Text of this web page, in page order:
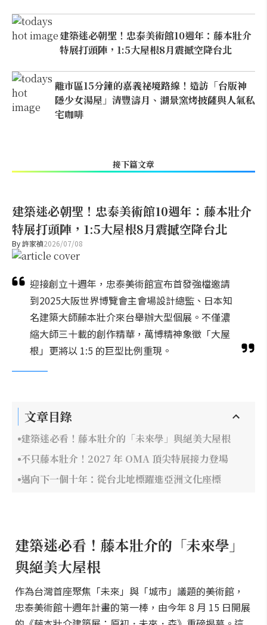
建築迷必朝聖！忠泰美術館10週年：藤本壯介
特展打頭陣，1:5大屋根8月震撼空降台北
離市區15分鐘的嘉義祕境路線！造訪「台版神
隱少女湯屋」清豐濤月、湖景窯烤披薩與人氣私
宅咖啡
接下篇文章
建築迷必朝聖！忠泰美術館10週年：藤本壯介
特展打頭陣，1:5大屋根8月震撼空降台北
By許家禎2026/07/08
迎接創立十週年，忠泰美術館宣布首發強檔邀請
到2025大阪世界博覽會主會場設計總監、日本知
名建築大師藤本壯介來台舉辦大型個展。不僅濃
縮大師三十載的創作精華，萬博精神象徵「大屋
根」更將以 1:5 的巨型比例重現。
文章目錄
建築迷必看！藤本壯介的「未來學」與絕美大屋根
不只藤本壯介！2027 年 OMA 頂尖特展接力登場
邁向下一個十年：從台北地標躍進亞洲文化座標
建築迷必看！藤本壯介的「未來學」
與絕美大屋根
作為台灣首座聚焦「未來」與「城市」議題的美術館，
忠泰美術館十週年計畫的第一棒，由今年 8 月 15 日開展